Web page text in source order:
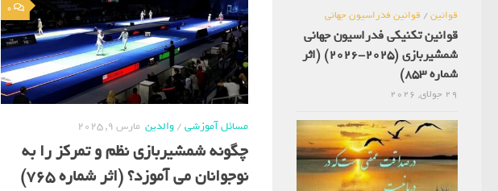
0
مسائل آموزشی/والدین مارس 9, 2025
چگونه شمشیربازی نظم و تمرکز را به
نوجوانان می آموزد؟ (اثر شماره 765)
قوانین/ قوانین فدراسیون جهانی
قوانین تکنیکی فدراسیون جهانی
شمشیربازی (2025-2026) (اثر
شماره 853)
29 جولای, 2026